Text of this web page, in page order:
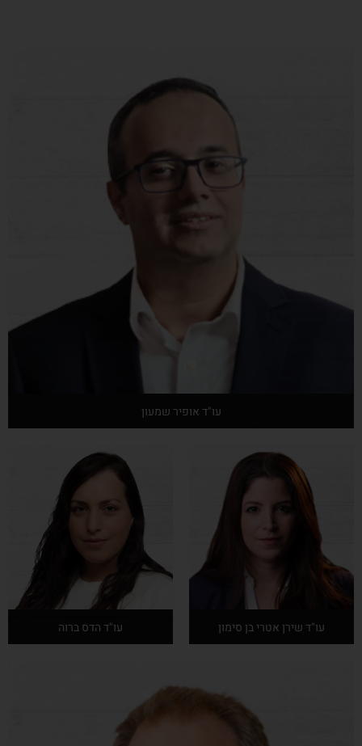
עו"ד אופיר שמעון
אודות המרצה
עו"ד שירן אטרי בן סימון
אודות המרצה
עו"ד הדס ברוה
אודות המרצה